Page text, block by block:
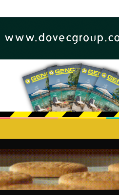
ardından isyan etti: Affet bizi